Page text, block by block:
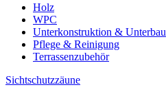
Holz
WPC
Unterkonstruktion & Unterbau
Pflege & Reinigung
Terrassenzubehör
Sichtschutzzäune